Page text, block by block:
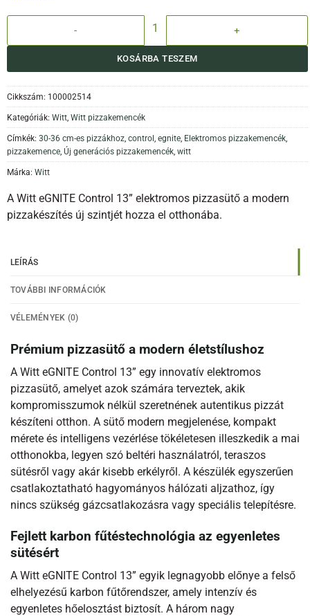
Witt eGNITE Control 13" Elektromos Pizzakemence - fekete
KOSÁRBA TESZEM
Cikkszám: 100002514
Kategóriák: Witt Witt pizzakemencék
Címkék: 30-36 cm-es pizzákhoz control egnite Elektromos pizzakemencék
pizzakemence Új generációs pizzakemencék witt
Márka: Witt
A Witt eGNITE Control 13” elektromos pizzasütő a modern
pizzakészítés új szintjét hozza el otthonába.
LEÍRÁS
TOVÁBBI INFORMÁCIÓK
VÉLEMÉNYEK (0)
Prémium pizzasütő a modern életstílushoz
A Witt eGNITE Control 13” egy innovatív elektromos
pizzasütő, amelyet azok számára terveztek, akik
kompromisszumok nélkül szeretnének autentikus pizzát
készíteni otthon. A sütő modern megjelenése, kompakt
mérete és intelligens vezérlése tökéletesen illeszkedik a mai
otthonokba, legyen szó beltéri használatról, teraszos
sütésről vagy akár kisebb erkélyről. A készülék egyszerűen
csatlakoztatható hagyományos hálózati aljzathoz, így
nincs szükség gázcsatlakozásra vagy speciális telepítésre.
Fejlett karbon fűtéstechnológia az egyenletes
sütésért
A Witt eGNITE Control 13” egyik legnagyobb előnye a felső
elhelyezésű karbon fűtőrendszer, amely intenzív és
egyenletes hőelosztást biztosít. A három nagy